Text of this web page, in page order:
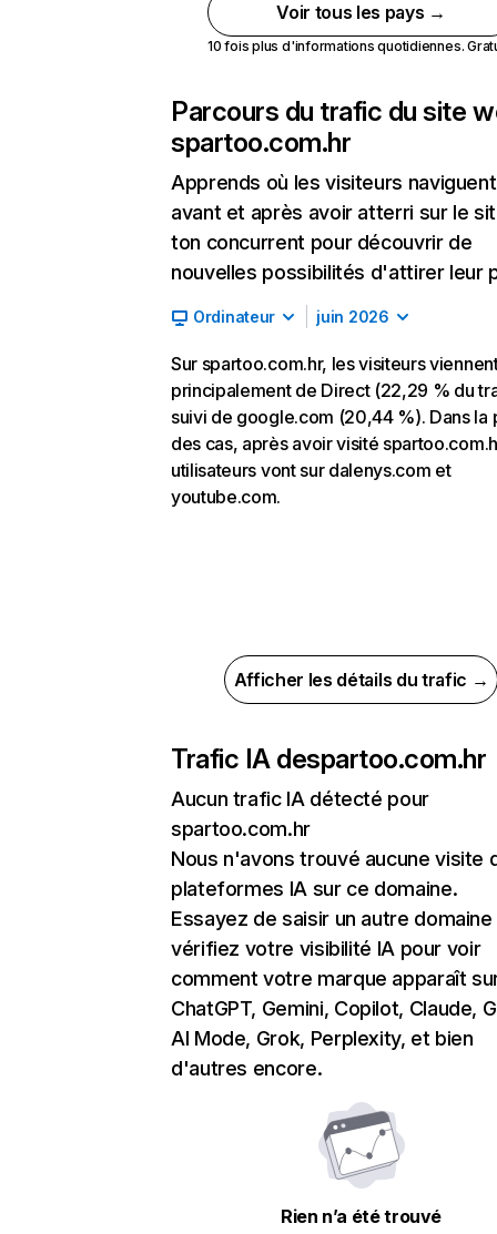
Voir tous les pays →
10 fois plus d'informations quotidiennes.
Parcours du trafic du site
spartoo.com.hr
Apprends où les visiteurs naviguent
avant et après avoir atterri sur le
ton concurrent pour découvrir de
nouvelles possibilités d'attirer leur
Ordinateur juin 2026
Sur spartoo.com.hr, les visiteurs
principalement de Direct (22,29 % du
suivi de google.com (20,44 %). Dans la
des cas, après avoir visité
utilisateurs vont sur dalenys.com et
youtube.com.
Afficher les détails du trafic →
Trafic IA despartoo.com.hr
Aucun trafic IA détecté pour
spartoo.com.hr
Nous n'avons trouvé aucune visite
plateformes IA sur ce domaine.
Essayez de saisir un autre domaine
vérifiez votre visibilité IA pour voir
comment votre marque apparaît
ChatGPT, Gemini, Copilot, Claude,
AI Mode, Grok, Perplexity, et bien
d'autres encore.
Rien n’a été trouvé